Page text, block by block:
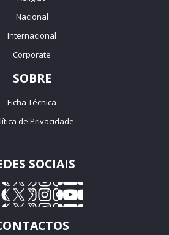
Nacional
Internacional
Corporate
SOBRE
Ficha Técnica
de Privacidade
SOCIAIS